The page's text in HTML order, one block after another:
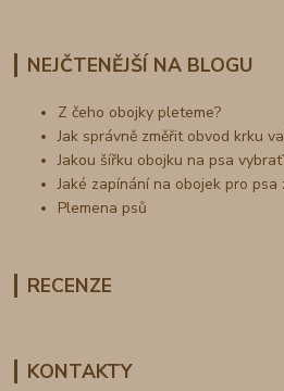
NEJČTENĚJŠÍ NA BLOGU
Z čeho obojky pleteme?
Jak správně změřit obvod krku
Jakou šířku obojku na psa
Jaké zapínání na obojek pro psa
Plemena psů
RECENZE
KONTAKTY